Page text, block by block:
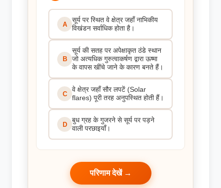
A
सूर्य पर स्थित वे क्षेत्र जहाँ नाभिकीय
विखंडन सर्वाधिक होता है।
B
सूर्य की सतह पर अपेक्षाकृत ठंडे स्थान
जो अत्यधिक गुरुत्वाकर्षण द्वारा ऊष्मा
के वापस खींचे जाने के कारण बनते हैं।
C
वे क्षेत्र जहाँ सौर लपटें (Solar
flares) पूरी तरह अनुपस्थित होती हैं।
D
बुध ग्रह के गुजरने से सूर्य पर पड़ने
वाली परछाइयाँ।
परिणाम देखें →